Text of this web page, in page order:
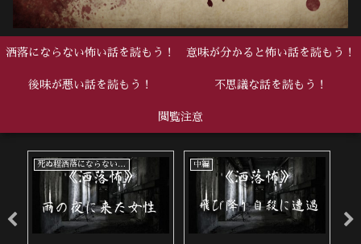
洒落にならない怖い話を読もう！ 意味が分かると怖い話を読もう！
後味が悪い話を読もう！ 不思議な話を読もう！
閲覧注意
死ぬ程洒落にならない怖い話 中編